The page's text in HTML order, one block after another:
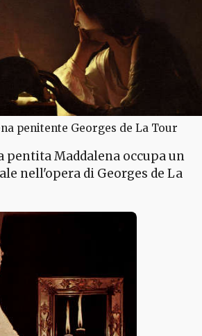
penitente Georges de La Tour
pentita Maddalena occupa un
nell'opera di Georges de La